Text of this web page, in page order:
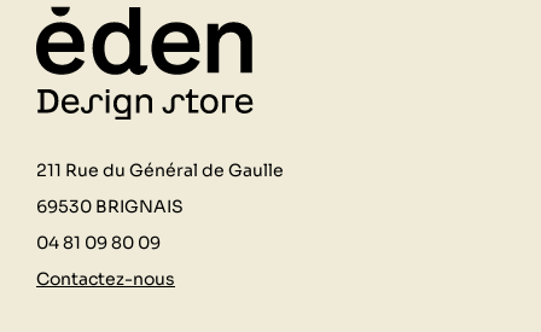
211 Rue du Général de Gaulle
69530 BRIGNAIS
04 81 09 80 09
Contactez-nous